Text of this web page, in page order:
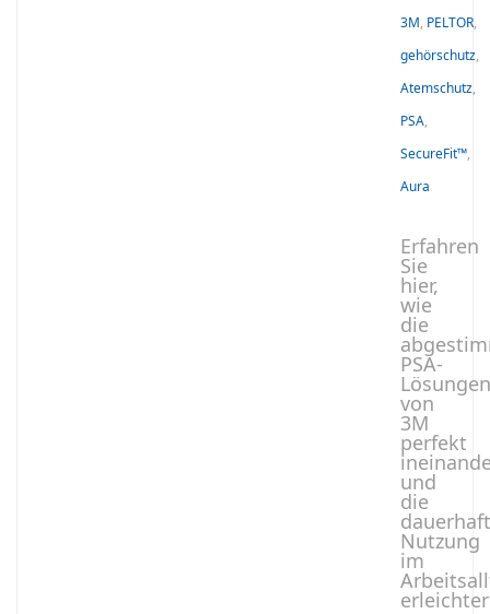
3M, PELTOR,
gehörschutz,
Atemschutz,
PSA,
SecureFit™,
Aura
Erfahren
Sie
hier,
wie
die
PSA-
Lösungen
von
3M
perfekt
und
die
Nutzung
im